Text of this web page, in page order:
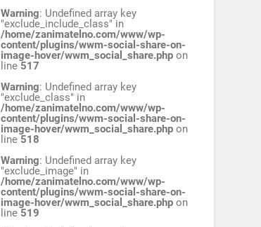
Warning: Undefined array key
"exclude_include_class" in
/home/zanimatelno.com/www/wp-
content/plugins/wwm-social-share-on-
image-hover/wwm_social_share.php on
line 517
Warning: Undefined array key
"exclude_class" in
/home/zanimatelno.com/www/wp-
content/plugins/wwm-social-share-on-
image-hover/wwm_social_share.php on
line 518
Warning: Undefined array key
"exclude_image" in
/home/zanimatelno.com/www/wp-
content/plugins/wwm-social-share-on-
image-hover/wwm_social_share.php on
line 519